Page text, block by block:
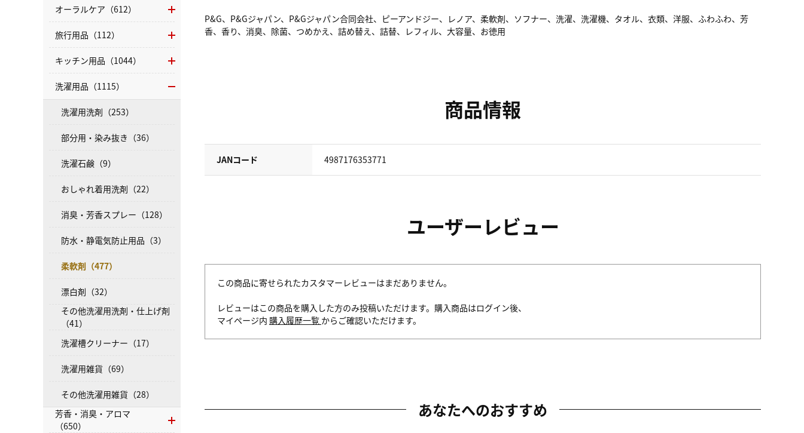
P&G、P&Gジャパン、P&Gジャパン合同会社、ピーアンドジー、レノア、柔軟剤、ソフナー、洗濯、洗濯機、タオル、衣類、洋服、ふわふわ、芳
香、香り、消臭、除菌、つめかえ、詰め替え、詰替、レフィル、大容量、お徳用
商品情報
JANコード 4987176353771
ユーザーレビュー
この商品に寄せられたカスタマーレビューはまだありません。
レビューはこの商品を購入した方のみ投稿いただけます。購入商品はログイン後、
マイページ内 購入履歴一覧 からご確認いただけます。
あなたへのおすすめ
オーラルケア（612）
旅行用品（112）
キッチン用品（1044）
洗濯用品（1115）
洗濯用洗剤（253）
部分用・染み抜き（36）
洗濯石鹸（9）
おしゃれ着用洗剤（22）
消臭・芳香スプレー（128）
防水・静電気防止用品（3）
柔軟剤（477）
漂白剤（32）
その他洗濯用洗剤・仕上げ剤
（41）
洗濯槽クリーナー（17）
洗濯用雑貨（69）
その他洗濯用雑貨（28）
芳香・消臭・アロマ
（650）